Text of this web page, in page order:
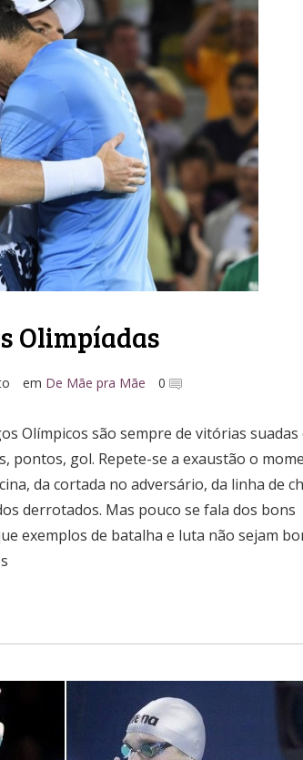
Olimpíadas
em De Mãe pra Mãe 0
Olímpicos são sempre de vitórias suadas
pontos, gol. Repete-se a exaustão o
da cortada no adversário, da linha de
derrotados. Mas pouco se fala dos bons
exemplos de batalha e luta não sejam